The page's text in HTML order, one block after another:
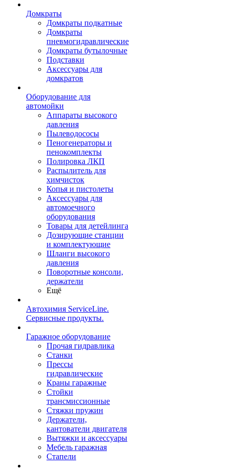
Домкраты
Домкраты подкатные
Домкраты
пневмогидравлические
Домкраты бутылочные
Подставки
Аксессуары для
домкратов
Оборудование для
автомойки
Аппараты высокого
давления
Пылеводососы
Пеногенераторы и
пенокомплекты
Полировка ЛКП
Распылитель для
химчисток
Копья и пистолеты
Аксессуары для
автомоечного
оборудования
Товары для детейлинга
Дозирующие станции
и комплектующие
Шланги высокого
давления
Поворотные консоли,
держатели
Ещё
Автохимия ServiceLine.
Сервисные продукты.
Гаражное оборудование
Прочая гидравлика
Станки
Прессы
гидравлические
Краны гаражные
Стойки
трансмиссионные
Стяжки пружин
Держатели,
кантователи двигателя
Вытяжки и аксессуары
Мебель гаражная
Стапели